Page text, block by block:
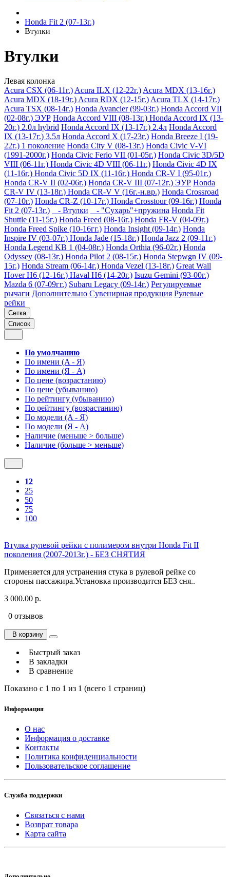
Honda Fit 2 (07-13г.)
Втулки
Втулки
Левая колонка
Acura CSX (06-11г.)Acura ILX (12-22г.)Acura MDX (13-16г.)
Acura MDX (18-19г.)Acura RDX (12-15г.)Acura TLX (14-17г.)
Acura TSX (08-14г.) Honda Avancier (99-03г.) Honda Accord VII
(02-08г.) ЭУР Honda Accord VIII (08-13г.) Honda Accord IX (13-
20г.) 2.0л hybrid Honda Accord IX (13-17г.) 2.4л Honda Accord
IX (13-17г.) 3.5л Honda Accord X (17-23г.) Honda Breeze I (19-
22г.) 1 поколение Honda City V (08-13г.) Honda Civic V-VI
(1991-2000г.) Honda Civic Ferio VII (01-05г.) Honda Civic 3D/5D
VIII (06-11г.) Honda Civic 4D VIII (06-11г.) Honda Civic 4D IX
(11-16г.) Honda Civic 5D IX (11-16г.) Honda CR-V I (95-01г.)
Honda CR-V II (02-06г.) Honda CR-V III (07-12г.) ЭУР Honda
CR-V IV (13-18г.) Honda CR-V V (16г.-н.вр.) Honda Crossroad
(07-10г.) Honda CR-Z (10-17г.) Honda Crosstour (09-16г.) Honda
Fit 2 (07-13г.)
- Втулки - "Сухарь"+пружина Honda Fit
Shuttle (11-15г.) Honda Freed (08-16г.) Honda FR-V (04-09г.)
Honda Freed Spike (10-16гг.) Honda Insight (09-14г.) Honda
Inspire IV (03-07г.) Honda Jade (15-18г.) Honda Jazz 2 (09-11г.)
Honda Legend KB 1 (04-08г.) Honda Orthia (96-02г.) Honda
Odyssey (08-13г.) Honda Pilot 2 (08-15г.) Honda Stepwgn IV (09-
15г.) Honda Stream (06-14г.) Honda Vezel (13-18г.) Great Wall
Hover H6 (12-16г.) Haval H6 (14-20г.) Isuzu Gemini (93-00г.)
Mazda 6 (07-09гг.) Subaru Legacy (09-14г.) Регулируемые
рычаги Дополнительно Сувенирная продукция Рулевые
рейки
Сетка
Список
По умолчанию
По имени (A - Я)
По имени (Я - A)
По цене (возрастанию)
По цене (убыванию)
По рейтингу (убыванию)
По рейтингу (возрастанию)
По модели (A - Я)
По модели (Я - A)
Наличие (меньше > больше)
Наличие (больше > меньше)
12
25
50
75
100
Втулка рулевой рейки с полимером внутри Honda Fit II
поколения (2007-2013г.) - БЕЗ СНЯТИЯ
Применяется для устранения стука в рулевой рейке со
стороны пассажира.Установка производится БЕЗ сня..
3 000.00 р.
0 отзывов
В корзину
Быстрый заказ
В закладки
В сравнение
Показано с 1 по 1 из 1 (всего 1 страниц)
Информация
О нас
Информация о доставке
Контакты
Политика конфиденциальности
Пользовательское соглашение
Служба поддержки
Связаться с нами
Возврат товара
Карта сайта